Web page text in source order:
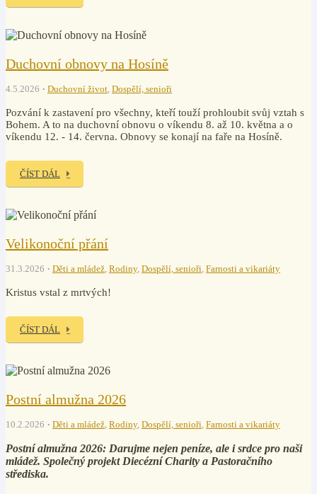
Duchovní obnovy na Hosíně
4.5.2026 Duchovní život, Dospělí, senioři
Pozvání k zastavení pro všechny, kteří touží prohloubit svůj vztah s
Bohem. A to na duchovní obnovu o víkendu 8. až 10. května a o
víkendu 12. - 14. června. Obnovy se konají na faře na Hosíně.
ČÍST DÁL
Velikonoční přání
31.3.2026 Děti a mládež, Rodiny, Dospělí, senioři, Farnosti a vikariáty
Kristus vstal z mrtvých!
ČÍST DÁL
Postní almužna 2026
10.2.2026 Děti a mládež, Rodiny, Dospělí, senioři, Farnosti a vikariáty
Postní almužna 2026: Darujme nejen peníze, ale i srdce pro naši
mládež. Společný projekt Diecézní Charity a Pastoračního
střediska.